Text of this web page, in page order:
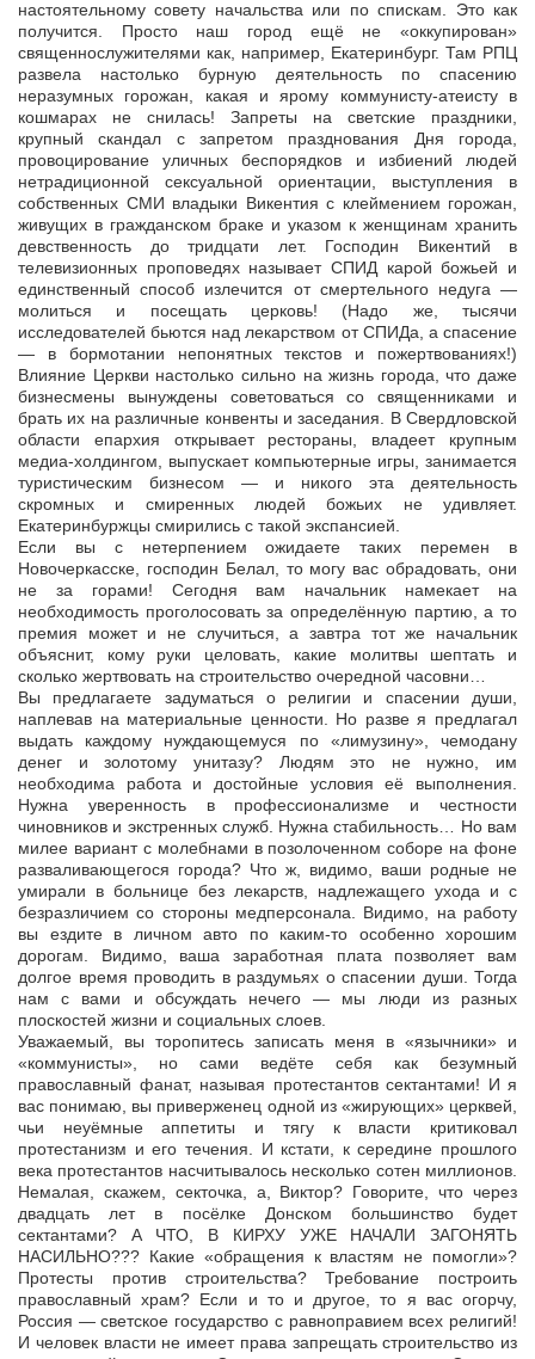
настоятельному совету начальства или по спискам. Это как
получится. Просто наш город ещё не «оккупирован»
священнослужителями как, например, Екатеринбург. Там РПЦ
развела настолько бурную деятельность по спасению
неразумных горожан, какая и ярому коммунисту-атеисту в
кошмарах не снилась! Запреты на светские праздники,
крупный скандал с запретом празднования Дня города,
провоцирование уличных беспорядков и избиений людей
нетрадиционной сексуальной ориентации, выступления в
собственных СМИ владыки Викентия с клеймением горожан,
живущих в гражданском браке и указом к женщинам хранить
девственность до тридцати лет. Господин Викентий в
телевизионных проповедях называет СПИД карой божьей и
единственный способ излечится от смертельного недуга —
молиться и посещать церковь! (Надо же, тысячи
исследователей бьются над лекарством от СПИДа, а спасение
— в бормотании непонятных текстов и пожертвованиях!)
Влияние Церкви настолько сильно на жизнь города, что даже
бизнесмены вынуждены советоваться со священниками и
брать их на различные конвенты и заседания. В Свердловской
области епархия открывает рестораны, владеет крупным
медиа-холдингом, выпускает компьютерные игры, занимается
туристическим бизнесом — и никого эта деятельность
скромных и смиренных людей божьих не удивляет.
Екатеринбуржцы смирились с такой экспансией.
Если вы с нетерпением ожидаете таких перемен в
Новочеркасске, господин Белал, то могу вас обрадовать, они
не за горами! Сегодня вам начальник намекает на
необходимость проголосовать за определённую партию, а то
премия может и не случиться, а завтра тот же начальник
объяснит, кому руки целовать, какие молитвы шептать и
сколько жертвовать на строительство очередной часовни…
Вы предлагаете задуматься о религии и спасении души,
наплевав на материальные ценности. Но разве я предлагал
выдать каждому нуждающемуся по «лимузину», чемодану
денег и золотому унитазу? Людям это не нужно, им
необходима работа и достойные условия её выполнения.
Нужна уверенность в профессионализме и честности
чиновников и экстренных служб. Нужна стабильность… Но вам
милее вариант с молебнами в позолоченном соборе на фоне
разваливающегося города? Что ж, видимо, ваши родные не
умирали в больнице без лекарств, надлежащего ухода и с
безразличием со стороны медперсонала. Видимо, на работу
вы ездите в личном авто по каким-то особенно хорошим
дорогам. Видимо, ваша заработная плата позволяет вам
долгое время проводить в раздумьях о спасении души. Тогда
нам с вами и обсуждать нечего — мы люди из разных
плоскостей жизни и социальных слоев.
Уважаемый, вы торопитесь записать меня в «язычники» и
«коммунисты», но сами ведёте себя как безумный
православный фанат, называя протестантов сектантами! И я
вас понимаю, вы приверженец одной из «жирующих» церквей,
чьи неуёмные аппетиты и тягу к власти критиковал
протестанизм и его течения. И кстати, к середине прошлого
века протестантов насчитывалось несколько сотен миллионов.
Немалая, скажем, секточка, а, Виктор? Говорите, что через
двадцать лет в посёлке Донском большинство будет
сектантами? А ЧТО, В КИРХУ УЖЕ НАЧАЛИ ЗАГОНЯТЬ
НАСИЛЬНО??? Какие «обращения к властям не помогли»?
Протесты против строительства? Требование построить
православный храм? Если и то и другое, то я вас огорчу,
Россия — светское государство с равноправием всех религий!
И человек власти не имеет права запрещать строительство из